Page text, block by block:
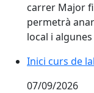
carrer Major
permetrà
local i
Inici curs de
07/09/2026